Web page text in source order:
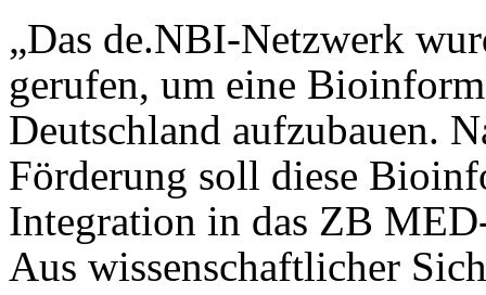
„Das de.NBI-Netzwerk
gerufen, um eine
Deutschland aufzubauen.
Förderung soll diese
Integration in das ZB
Aus wissenschaftlicher